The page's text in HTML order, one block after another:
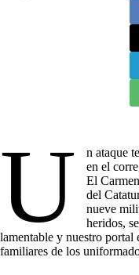
U
n ataque
en el
El
del
nueve
heridos,
lamentable y nuestro portal
familiares de los